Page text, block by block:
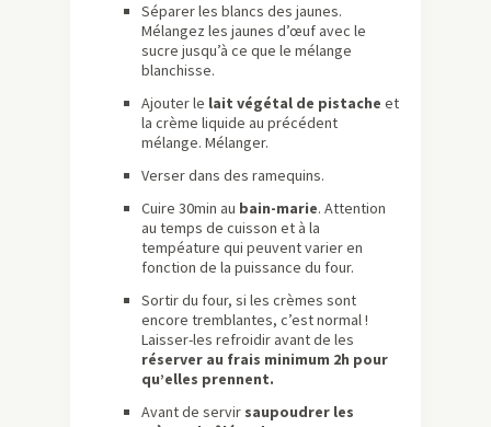
Séparer les blancs des jaunes.
Mélangez les jaunes d’œuf avec le
sucre jusqu’à ce que le mélange
blanchisse.
Ajouter le lait végétal de pistache et
la crème liquide au précédent
mélange. Mélanger.
Verser dans des ramequins.
Cuire 30min au bain-marie. Attention
au temps de cuisson et à la
tempéature qui peuvent varier en
fonction de la puissance du four.
Sortir du four, si les crèmes sont
encore tremblantes, c’est normal !
Laisser-les refroidir avant de les
réserver au frais minimum 2h pour
qu’elles prennent.
Avant de servir saupoudrer les